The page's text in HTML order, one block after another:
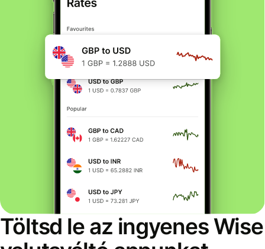
Töltsd le az ingyenes Wise